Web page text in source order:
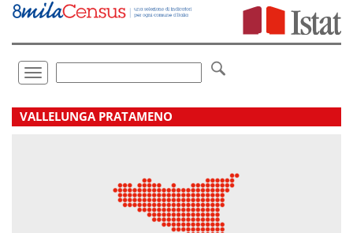
Vai
direttamente
Toggle
navigation
.
VALLELUNGA PRATAMENO